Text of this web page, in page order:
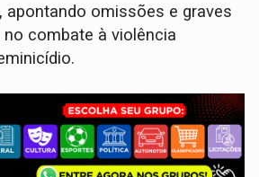
apontando omissões e graves
combate à violência